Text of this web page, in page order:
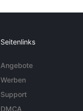
Seitenlinks
Angebote
Werben
Support
DMCA